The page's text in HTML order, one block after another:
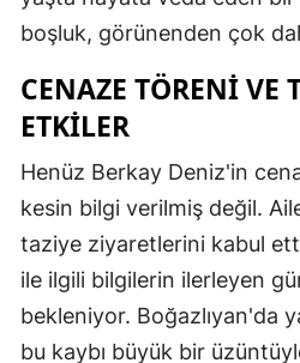
boşluk, görünenden çok
CENAZE TÖRENI VE
ETKILER
Henüz Berkay Deniz'in
kesin bilgi verilmiş değil.
taziye ziyaretlerini kabul
ile ilgili bilgilerin ilerleyen
bekleniyor. Boğazlıyan'da
bu kaybı büyük bir